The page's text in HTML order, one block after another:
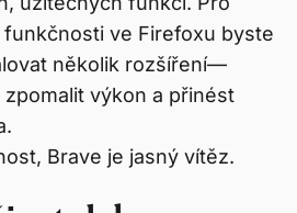
ve Firefoxu byste
několik rozšíření—
výkon a přinést
Brave je jasný vítěz.